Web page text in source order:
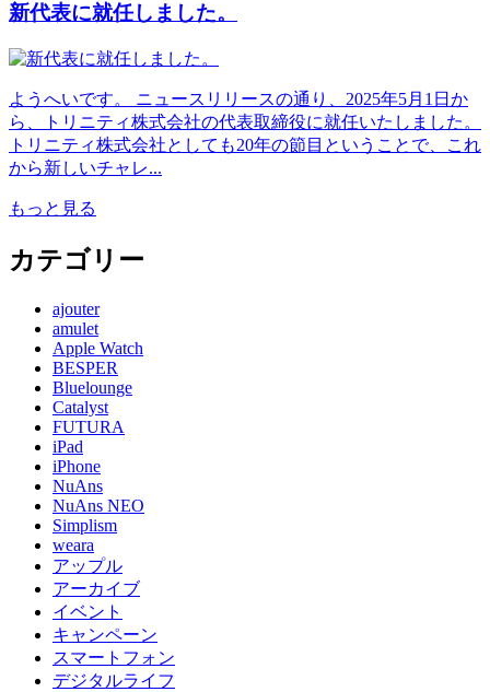
新代表に就任しました。
ようへいです。 ニュースリリースの通り、2025年5月1日か
ら、トリニティ株式会社の代表取締役に就任いたしました。
トリニティ株式会社としても20年の節目ということで、これ
から新しいチャレ...
もっと見る
カテゴリー
ajouter
amulet
Apple Watch
BESPER
Bluelounge
Catalyst
FUTURA
iPad
iPhone
NuAns
NuAns NEO
Simplism
weara
アップル
アーカイブ
イベント
キャンペーン
スマートフォン
デジタルライフ